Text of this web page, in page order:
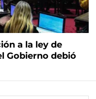
a la ley de
Gobierno debió